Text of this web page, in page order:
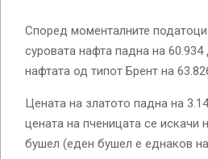
Според моменталните
суровата нафта падна на
нафтата од типот Брент на
Цената на златото падна на
цената на пченицата се искачи
бушел (еден бушел е еднаков на